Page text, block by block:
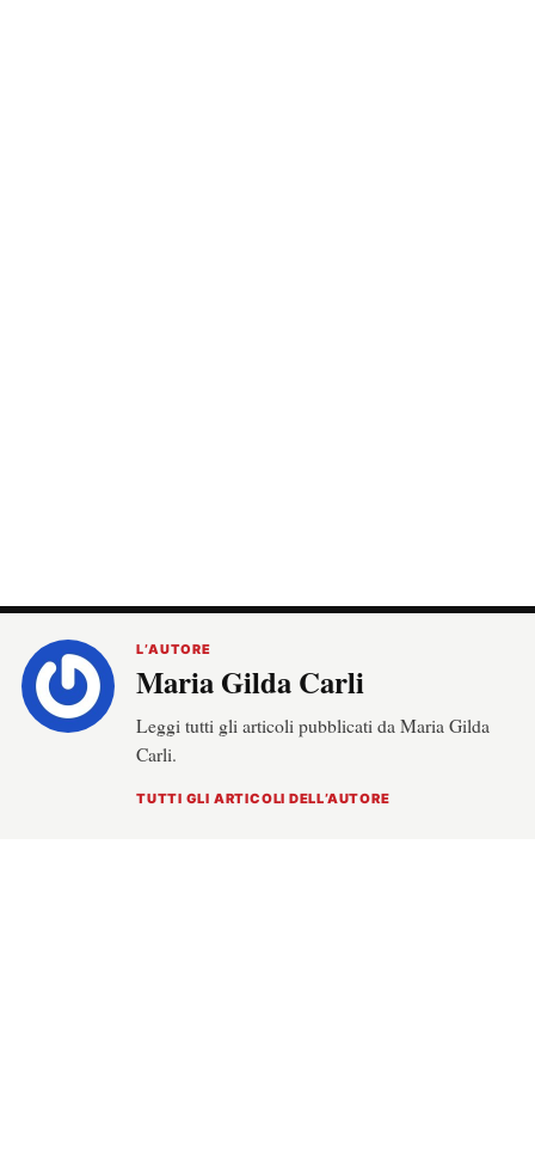
L’AUTORE
Maria Gilda Carli
Leggi tutti gli articoli pubblicati da Maria Gilda
Carli.
TUTTI GLI ARTICOLI DELL’AUTORE